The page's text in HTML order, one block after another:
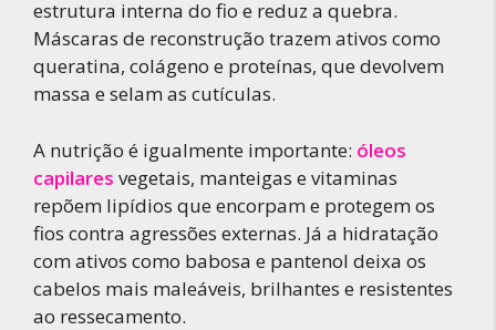
estrutura interna do fio e reduz a quebra.
Máscaras de reconstrução trazem ativos como
queratina, colágeno e proteínas, que devolvem
massa e selam as cutículas.
A nutrição é igualmente importante: óleos
capilares vegetais, manteigas e vitaminas
repõem lipídios que encorpam e protegem os
fios contra agressões externas. Já a hidratação
com ativos como babosa e pantenol deixa os
cabelos mais maleáveis, brilhantes e resistentes
ao ressecamento.